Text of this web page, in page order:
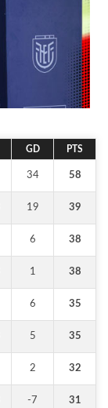
GD PTS
34 58
19 39
6 38
1 38
6 35
5 35
2 32
-7 31